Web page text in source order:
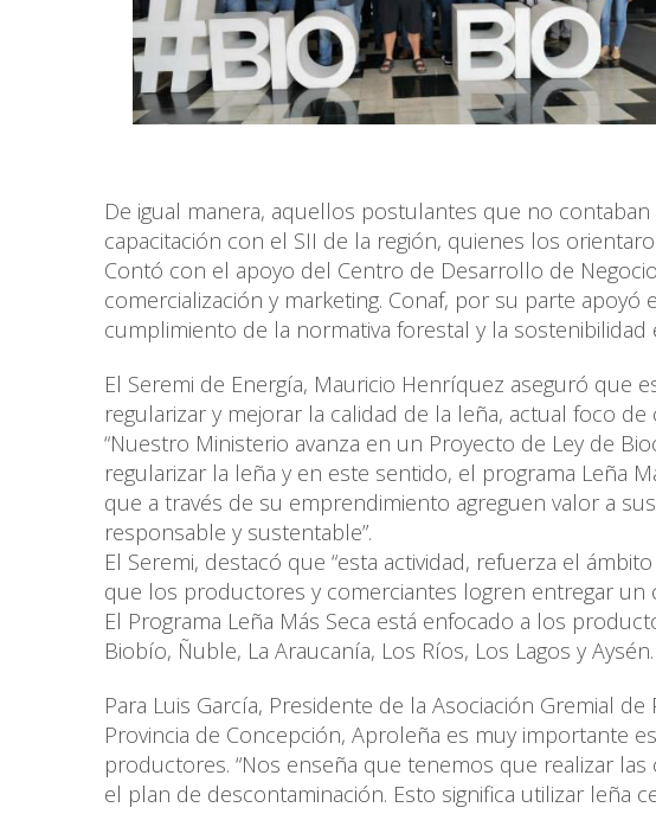
De igual manera, aquellos postulantes que no
capacitación con el SII de la región, quienes los
Contó con el apoyo del Centro de Desarrollo de
comercialización y marketing. Conaf, por su parte
cumplimiento de la normativa forestal y la
El Seremi de Energía, Mauricio Henríquez aseguró que
regularizar y mejorar la calidad de la leña, actual foco
“Nuestro Ministerio avanza en un Proyecto de Ley de
regularizar la leña y en este sentido, el programa Leña
que a través de su emprendimiento agreguen valor a
responsable y sustentable”.
El Seremi, destacó que “esta actividad, refuerza el
que los productores y comerciantes logren entregar un
El Programa Leña Más Seca está enfocado a los
Biobío, Ñuble, La Araucanía, Los Ríos, Los Lagos y Aysén.
Para Luis García, Presidente de la Asociación Gremial
Provincia de Concepción, Aproleña es muy importante
productores. “Nos enseña que tenemos que realizar
el plan de descontaminación. Esto significa utilizar leña